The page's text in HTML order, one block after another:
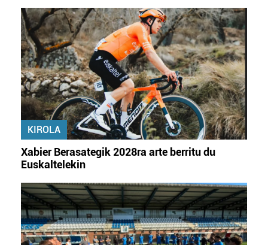
KIROLA
Xabier Berasategik 2028ra arte berritu du
Euskaltelekin